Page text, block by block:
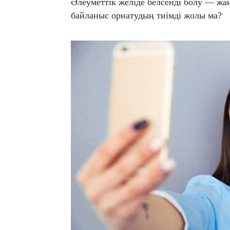
Әлеуметтік желіде белсенді болу —
байланыс орнатудың тиімді жолы ма?